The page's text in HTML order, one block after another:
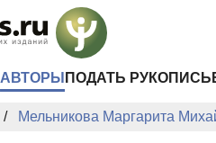
АВТОРЫ ПОДАТЬ РУКОПИСЬ
Мельникова Маргарита